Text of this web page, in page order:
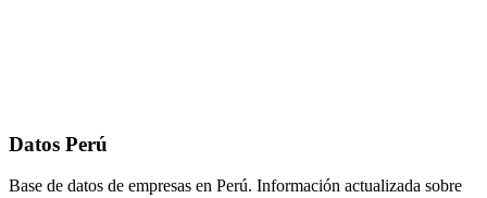
Datos Perú
Base de datos de empresas en Perú. Información actualizada sobre